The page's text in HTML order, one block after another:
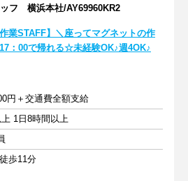
フ 横浜本社/AY69960KR2
作業STAFF】＼座ってマグネットの作
：00で帰れる☆未経験OK♪週4OK♪
円＋交通費全額支給
1日8時間以上
歩11分